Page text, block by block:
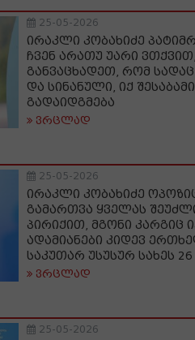
25-05-2026
ირაკლი კობახიძე
ჩვენ არათუ უარი
განვაცხადეთ, რომ სადაც
და სინანული, იქ
გადაიდგმება
ვრცლად
25-05-2026
ირაკლი კობახიძე
გამართვა ყველას
პირიქით, მგონი კარგიც
ადამიანები კიდევ
საკუთარ უსუსურ სახეს 26
ვრცლად
25-05-2026